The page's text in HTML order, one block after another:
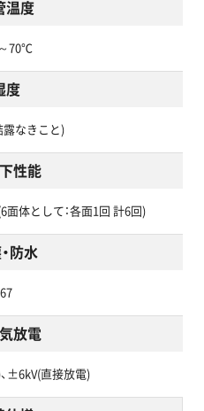
温度
70℃
度
露なきこと)
性能
体として：各面1回 計6回)
防水
放電
±6kV(直接放電)